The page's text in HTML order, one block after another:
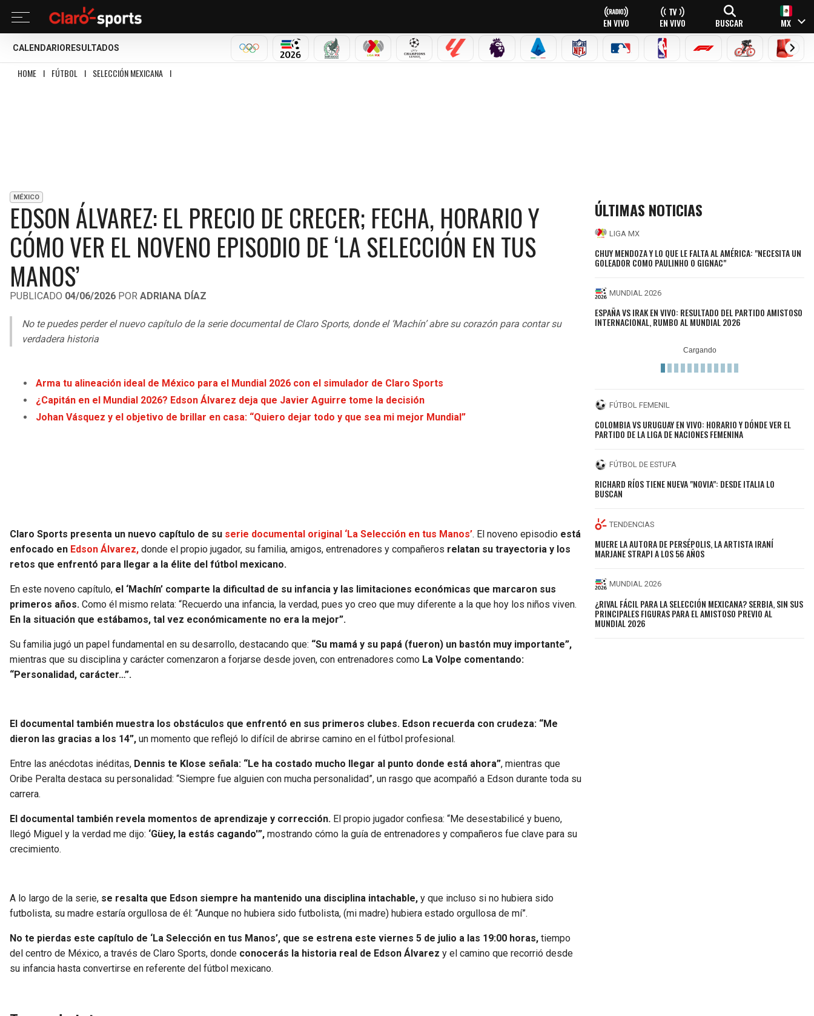
EN VIVO EN VIVO BUSCAR MX
CALENDARIO RESULTADOS
OLÍMPICOSMUNDIAL 2026SELECCIÓN MEXICANA
LIGA MX CHAMPIONS LEAGUE
LALIGA PREMIER LEAGUE
SERIE A NFL MLB NBA FÓRMULA 1CICLISMOBOXEO
HOME I FÚTBOL I SELECCIÓN MEXICANA I
MÉXICO
EDSON ÁLVAREZ: EL PRECIO DE CRECER; FECHA, HORARIO Y
CÓMO VER EL NOVENO EPISODIO DE ‘LA SELECCIÓN EN TUS
MANOS’
PUBLICADO 04/06/2026 POR ADRIANA DÍAZ
No te puedes perder el nuevo capítulo de la serie documental de Claro Sports, donde el ‘Machín’ abre su corazón para contar su
verdadera historia
Arma tu alineación ideal de México para el Mundial 2026 con el simulador de Claro Sports
¿Capitán en el Mundial 2026? Edson Álvarez deja que Javier Aguirre tome la decisión
Johan Vásquez y el objetivo de brillar en casa: “Quiero dejar todo y que sea mi mejor Mundial”
Claro Sports presenta un nuevo capítulo de su serie documental original ‘La Selección en tus Manos’. El noveno episodio está
enfocado en Edson Álvarez, donde el propio jugador, su familia, amigos, entrenadores y compañeros relatan su trayectoria y los
retos que enfrentó para llegar a la élite del fútbol mexicano.
En este noveno capítulo, el ‘Machín’ comparte la dificultad de su infancia y las limitaciones económicas que marcaron sus
primeros años. Como él mismo relata: “Recuerdo una infancia, la verdad, pues yo creo que muy diferente a la que hoy los niños viven.
En la situación que estábamos, tal vez económicamente no era la mejor”.
Su familia jugó un papel fundamental en su desarrollo, destacando que: “Su mamá y su papá (fueron) un bastón muy importante”,
mientras que su disciplina y carácter comenzaron a forjarse desde joven, con entrenadores como La Volpe comentando:
“Personalidad, carácter…”.
El documental también muestra los obstáculos que enfrentó en sus primeros clubes. Edson recuerda con crudeza: “Me
dieron las gracias a los 14”, un momento que reflejó lo difícil de abrirse camino en el fútbol profesional.
Entre las anécdotas inéditas, Dennis te Klose señala: “Le ha costado mucho llegar al punto donde está ahora”, mientras que
Oribe Peralta destaca su personalidad: “Siempre fue alguien con mucha personalidad”, un rasgo que acompañó a Edson durante toda su
carrera.
El documental también revela momentos de aprendizaje y corrección. El propio jugador confiesa: “Me desestabilicé y bueno,
llegó Miguel y la verdad me dijo: ‘Güey, la estás cagando'”, mostrando cómo la guía de entrenadores y compañeros fue clave para su
crecimiento.
A lo largo de la serie, se resalta que Edson siempre ha mantenido una disciplina intachable, y que incluso si no hubiera sido
futbolista, su madre estaría orgullosa de él: “Aunque no hubiera sido futbolista, (mi madre) hubiera estado orgullosa de mí”.
No te pierdas este capítulo de ‘La Selección en tus Manos’, que se estrena este viernes 5 de julio a las 19:00 horas, tiempo
del centro de México, a través de Claro Sports, donde conocerás la historia real de Edson Álvarez y el camino que recorrió desde
su infancia hasta convertirse en referente del fútbol mexicano.
ÚLTIMAS NOTICIAS
LIGA MX
CHUY MENDOZA Y LO QUE LE FALTA AL AMÉRICA: "NECESITA UN
GOLEADOR COMO PAULINHO O GIGNAC"
MUNDIAL 2026
ESPAÑA VS IRAK EN VIVO: RESULTADO DEL PARTIDO AMISTOSO
INTERNACIONAL, RUMBO AL MUNDIAL 2026
FÚTBOL FEMENIL
COLOMBIA VS URUGUAY EN VIVO: HORARIO Y DÓNDE VER EL
PARTIDO DE LA LIGA DE NACIONES FEMENINA
FÚTBOL DE ESTUFA
RICHARD RÍOS TIENE NUEVA "NOVIA": DESDE ITALIA LO
BUSCAN
TENDENCIAS
MUERE LA AUTORA DE PERSÉPOLIS, LA ARTISTA IRANÍ
MARJANE STRAPI A LOS 56 AÑOS
MUNDIAL 2026
¿RIVAL FÁCIL PARA LA SELECCIÓN MEXICANA? SERBIA, SIN SUS
PRINCIPALES FIGURAS PARA EL AMISTOSO PREVIO AL
MUNDIAL 2026